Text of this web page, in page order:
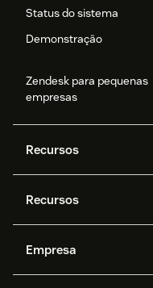
Status do sistema
Demonstração
Zendesk para pequenas
empresas
Recursos
Zendesk AI
Privacidade e proteção de
Recursos
API e desenvolvedores
Empresa